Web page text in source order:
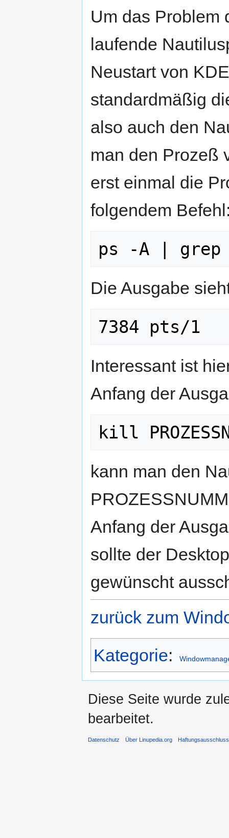
Um das Problem
laufende
Neustart von
standardmäßig
also auch den
man den Prozeß
erst einmal die
folgendem
Die Ausgabe
Interessant ist
Anfang der
kann man den
Anfang der
sollte der
gewünscht
zurück zum
Kategorie:
Diese Seite wurde
bearbeitet.
Datenschutz Über Linupedia.org Haftungsausschluss